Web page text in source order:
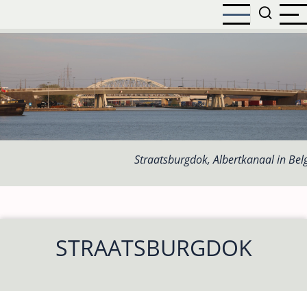
inhoud
gaan
Straatsburgdok, Albertkanaal in
STRAATSBURGDOK